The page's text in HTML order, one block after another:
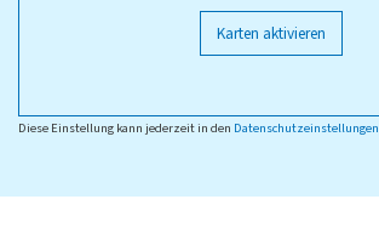
Karten aktivieren
Diese Einstellung kann jederzeit in den Datenschutzeinstellungen